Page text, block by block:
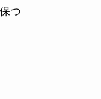
つ